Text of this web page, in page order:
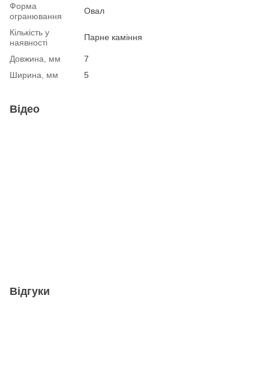
Форма
огранювання
Овал
Кількість у
наявності
Парне каміння
Довжина, мм
7
Ширина, мм
5
Відео
Відгуки